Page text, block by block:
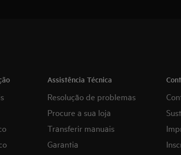
Assistência Técnica
Resolução de problemas
Procure a sua loja
Transferir manuais
Garantia